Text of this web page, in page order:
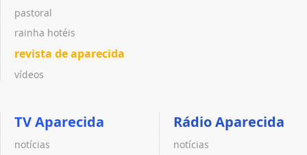
pastoral
rainha hotéis
revista de aparecida
vídeos
TV Aparecida
notícias
Rádio Aparecida
notícias